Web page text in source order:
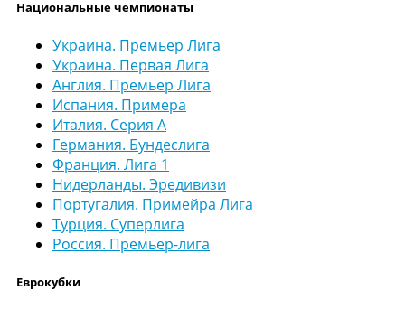
Национальные чемпионаты
Украина. Премьер Лига
Украина. Первая Лига
Англия. Премьер Лига
Испания. Примера
Италия. Серия А
Германия. Бундеслига
Франция. Лига 1
Нидерланды. Эредивизи
Португалия. Примейра Лига
Турция. Суперлига
Россия. Премьер-лига
Еврокубки